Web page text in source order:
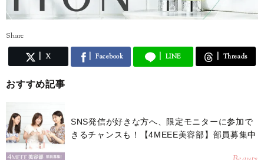
Share
X Facebook LINE Threads
おすすめ記事
SNS発信が好きな方へ、限定モニターに参加で
きるチャンスも！【4MEEE美容部】部員募集中